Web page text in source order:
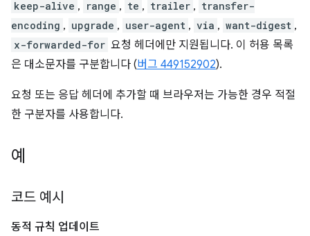
keep-alive , range , te , trailer , transfer-
encoding , upgrade , user-agent , via , want-digest ,
x-forwarded-for 요청 헤더에만 지원됩니다. 이 허용 목록
은 대소문자를 구분합니다 (버그 449152902).
요청 또는 응답 헤더에 추가할 때 브라우저는 가능한 경우 적절
한 구분자를 사용합니다.
예
코드 예시
동적 규칙 업데이트